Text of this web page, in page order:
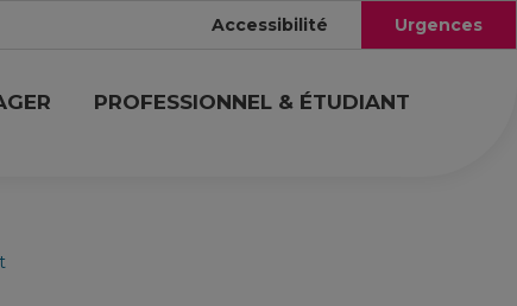
Accessibilité Urgences
PROFESSIONNEL & ÉTUDIANT